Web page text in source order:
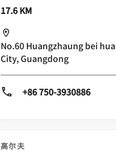
17.6 KM
No.60 Huangzhaung bei
City, Guangdong
+86 750-3930886
高尔夫